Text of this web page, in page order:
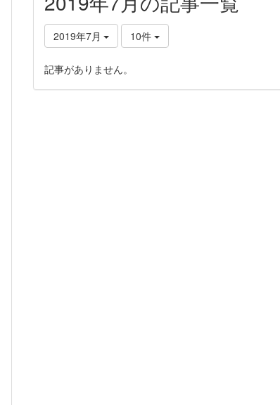
2019年7月 10件
記事がありません。